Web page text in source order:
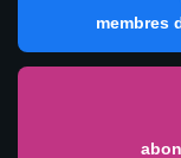
membres